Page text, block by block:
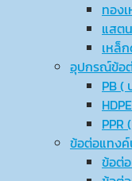
ทอง
แสต
เหล็
อุปกรณ์ข้อ
PB (
PPR
ข้อต่อแทงค์
ข้อต่